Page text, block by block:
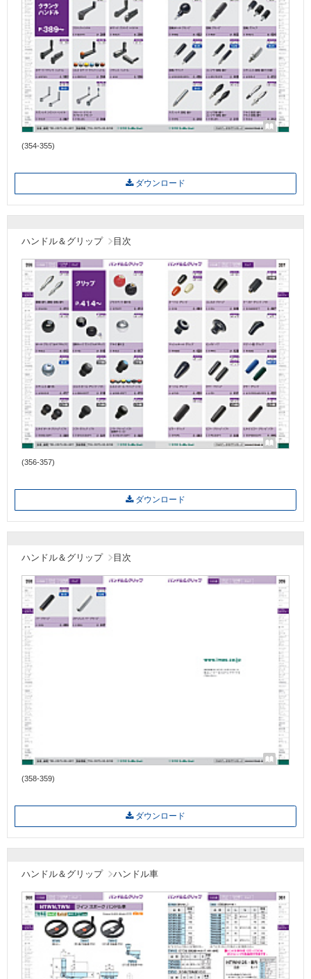
(354-355)
ダウンロード
ハンドル＆グリップ 目次
(356-357)
ダウンロード
ハンドル＆グリップ 目次
(358-359)
ダウンロード
ハンドル＆グリップ ハンドル車